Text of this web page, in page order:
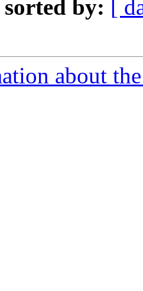
sorted by:
[
about